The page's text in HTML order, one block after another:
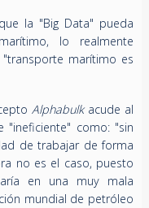
la "Big Data" pueda
lo realmente
marítimo es
Alphabulkacude al
"ineficiente" como: "sin
de trabajar de forma
no es el caso, puesto
en una muy mala
mundial de petróleo